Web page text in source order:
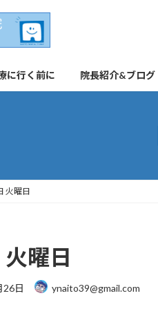
に行く前に 院長紹介&ブログ
火曜日
曜日
26日 ynaito39@gmail.com